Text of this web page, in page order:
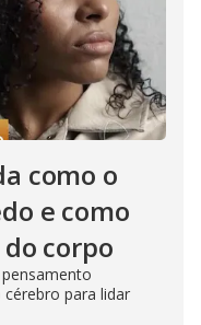
como o
e como
corpo
para lidar